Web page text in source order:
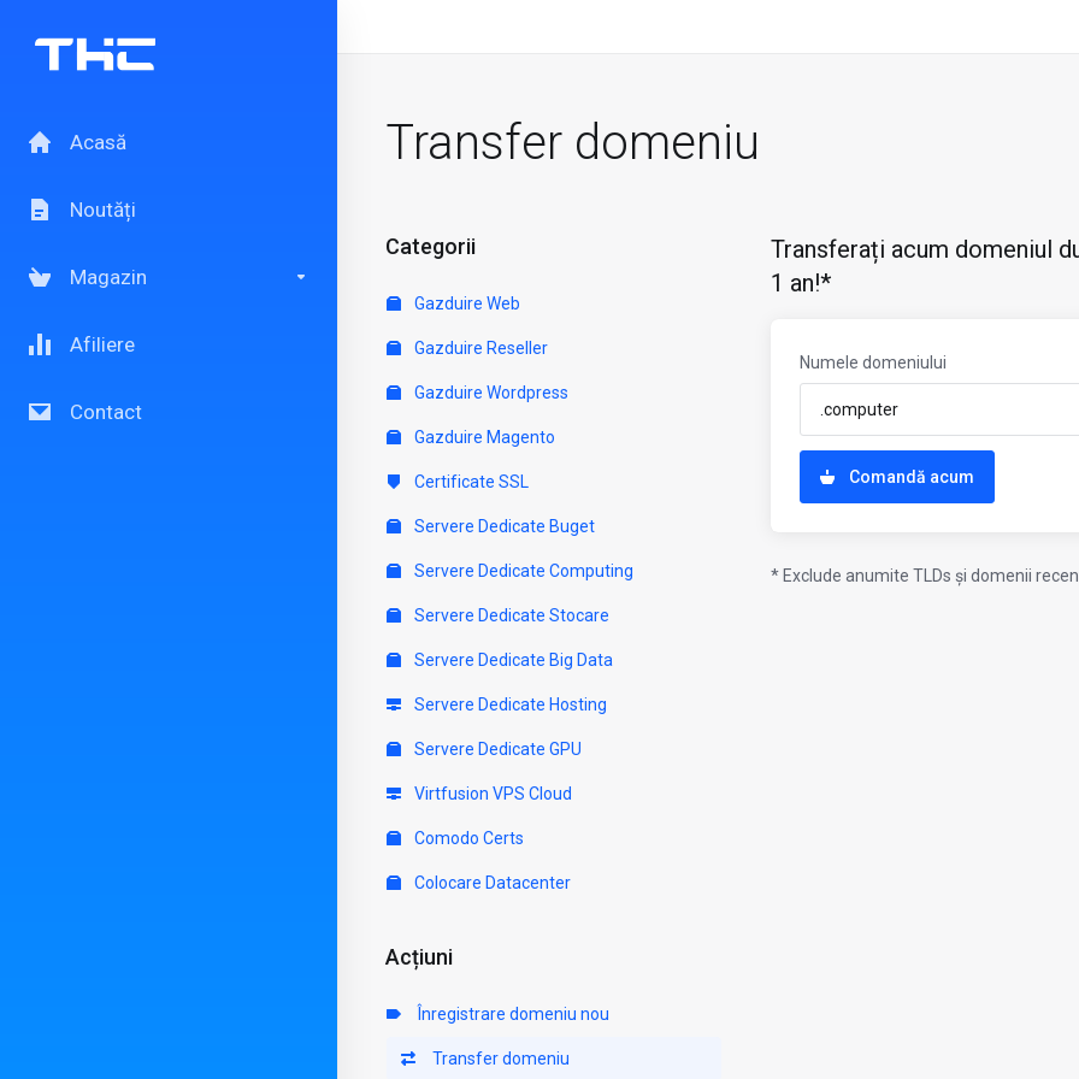
Acasă
Noutăți
Magazin
Afiliere
Contact
Transfer domeniu
Categorii
Gazduire Web
Gazduire Reseller
Gazduire Wordpress
Gazduire Magento
Certificate SSL
Servere Dedicate Buget
Servere Dedicate Computing
Servere Dedicate Stocare
Servere Dedicate Big Data
Servere Dedicate Hosting
Servere Dedicate GPU
Virtfusion VPS Cloud
Comodo Certs
Colocare Datacenter
Acțiuni
Înregistrare domeniu nou
Transfer domeniu
Transferați acum domeniul
1 an!*
Numele domeniului
Comandă acum
* Exclude anumite TLDs și domenii